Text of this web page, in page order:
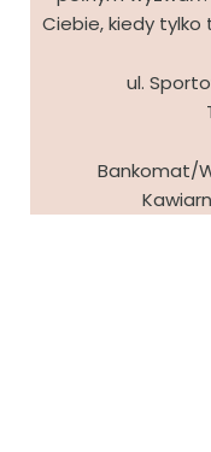
Ciebie, kiedy
ul.
Bankomat/